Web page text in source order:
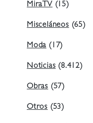
MiraTV (15)
Misceláneos (65)
Moda (17)
Noticias (8.412)
Obras (57)
Otros (53)